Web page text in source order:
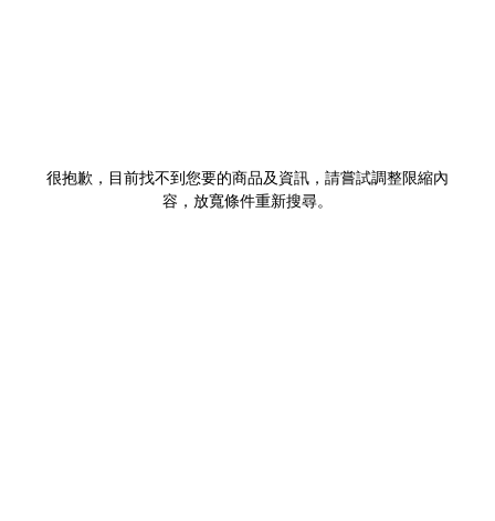
很抱歉，目前找不到您要的商品及資訊，請嘗試調整限縮內
容，放寬條件重新搜尋。